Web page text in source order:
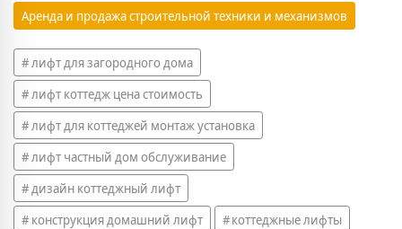
Аренда и продажа строительной техники и механизмов
лифт для загородного дома
лифт коттедж цена стоимость
лифт для коттеджей монтаж установка
лифт частный дом обслуживание
дизайн коттеджный лифт
конструкция домашний лифт
коттеджные лифты